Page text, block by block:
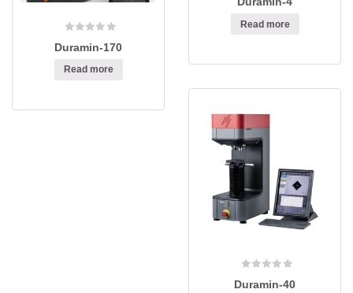
Duramin-170
Read more
Read more
Duramin-40